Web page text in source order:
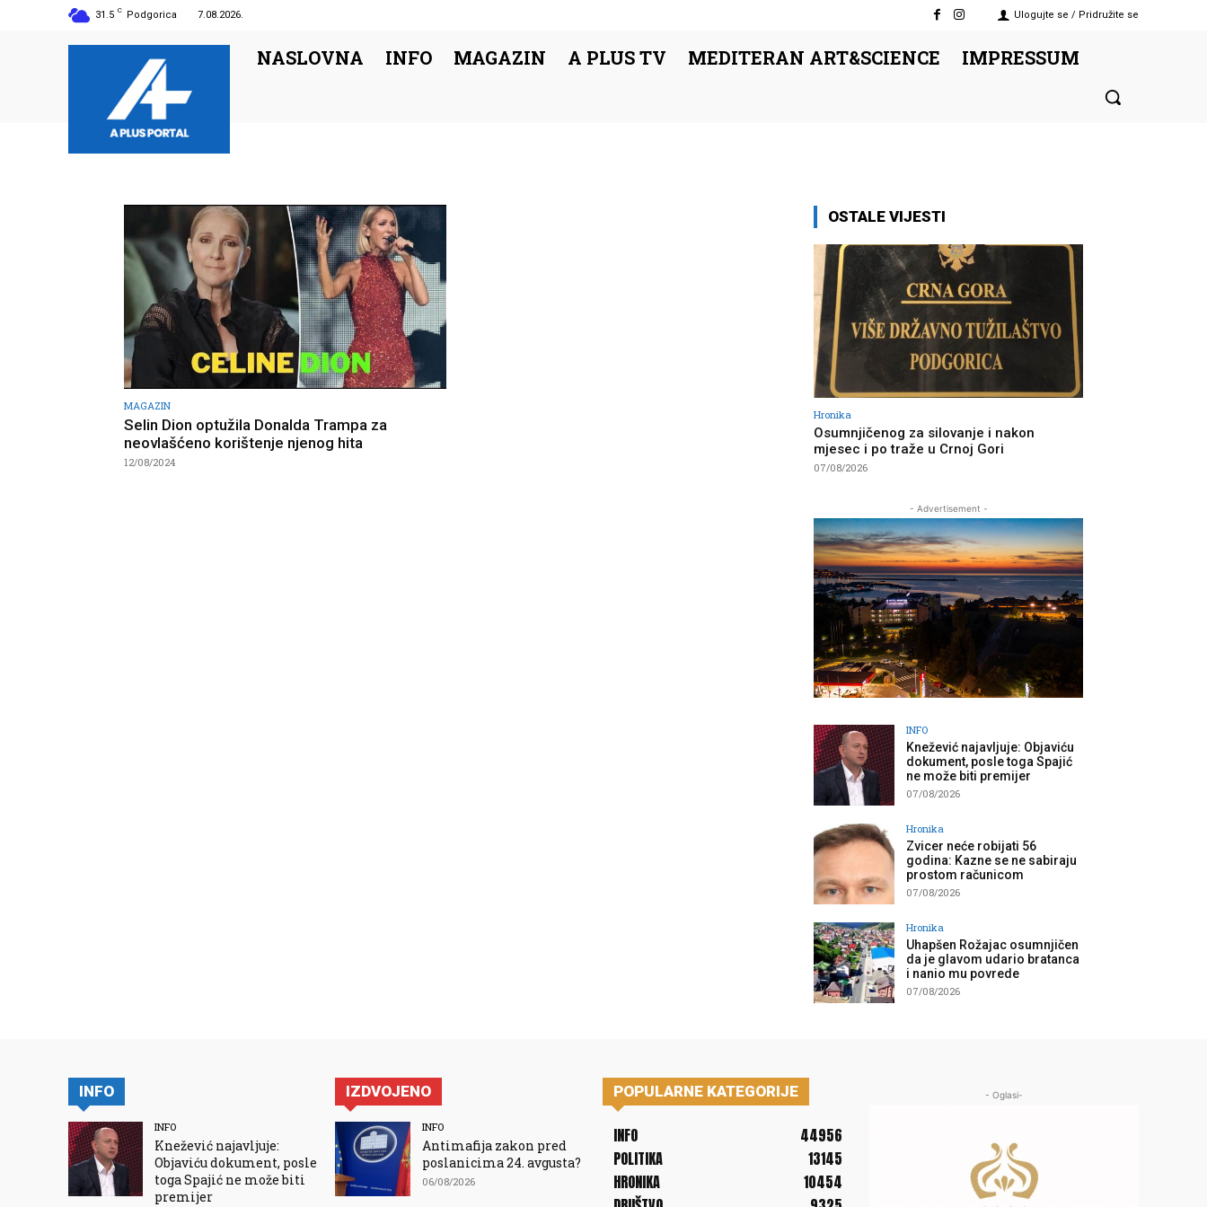
31.5 C Podgorica 7.08.2026. Ulogujte se / Pridružite se
NASLOVNA INFO MAGAZIN A PLUS TV MEDITERAN ART&SCIENCE IMPRESSUM
MAGAZIN
Selin Dion optužila Donalda Trampa za
neovlašćeno korištenje njenog hita
12/08/2024
OSTALE VIJESTI
Hronika
Osumnjičenog za silovanje i nakon
mjesec i po traže u Crnoj Gori
07/08/2026
- Advertisement -
INFO
Knežević najavljuje: Objaviću
dokument, posle toga Spajić
ne može biti premijer
07/08/2026
Hronika
Zvicer neće robijati 56
godina: Kazne se ne sabiraju
prostom računicom
07/08/2026
Hronika
Uhapšen Rožajac osumnjičen
da je glavom udario bratanca
i nanio mu povrede
07/08/2026
INFO
INFO
Knežević najavljuje:
Objaviću dokument, posle
toga Spajić ne može biti
premijer
IZDVOJENO
INFO
Antimafija zakon pred
poslanicima 24. avgusta?
06/08/2026
POPULARNE KATEGORIJE
INFO
44956
POLITIKA
13145
HRONIKA
10454
- Oglasi-